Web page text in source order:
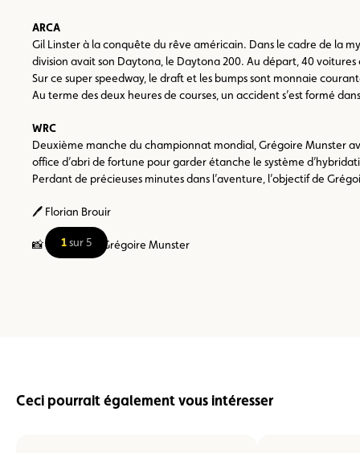
ARCA
Gil Linster à la conquête du rêve américain. Dans le cadre de la
division avait son Daytona, le Daytona 200. Au départ, 40
Sur ce super speedway, le draft et les bumps sont monnaie
Au terme des deux heures de courses, un accident s’est formé
WRC
Deuxième manche du championnat mondial, Grégoire Munster
office d’abri de fortune pour garder étanche le système
Perdant de précieuses minutes dans l’aventure, l’objectif de
🖊️ Florian Brouir
📸 Gil Linster ; Grégoire Munster
1sur 5
Ceci pourrait également vous intéresser